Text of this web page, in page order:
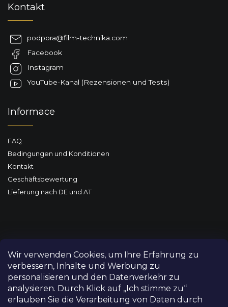
Wir verwenden Cookies, um Ihre Erfahrung zu
verbessern, Inhalte und Werbung zu
personalisieren und den Datenverkehr zu
analysieren. Durch Klick auf „Ich stimme zu“
erlauben Sie die Verarbeitung von Daten durch
Kontakt
podpora@film-technika.com
Facebook
Instagram
YouTube-Kanal (Rezensionen und Tests)
Informace
FAQ
Bedingungen und Konditionen
Kontakt
Geschäftsbewertung
Lieferung nach DE und AT